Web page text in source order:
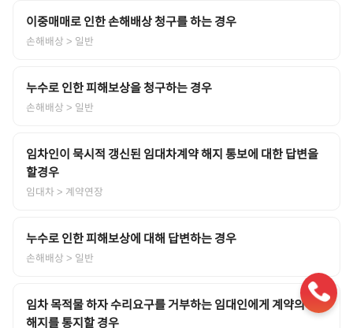
이중매매로 인한 손해배상 청구를 하는 경우
손해배상 > 일반
누수로 인한 피해보상을 청구하는 경우
손해배상 > 일반
임차인이 묵시적 갱신된 임대차계약 해지 통보에 대한 답변을
할경우
임대차> 계약연장
누수로 인한 피해보상에 대해 답변하는 경우
손해배상 > 일반
임차 목적물 하자 수리요구를 거부하는 임대인에게 계약의
해지를 통지할 경우